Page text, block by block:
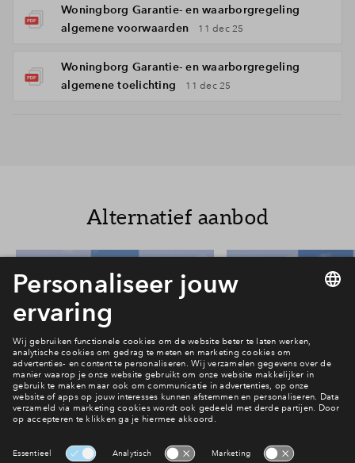
Woningborg Garantie- en waarborgregeling
algemene voorwaarden
11 dec 25
Woningborg Garantie- en waarborgregeling
algemene toelichting
11 dec 25
Alternatief aanbod
8
#010
In optie
€ 589.885 v.o.n.
#040
€ 585.545